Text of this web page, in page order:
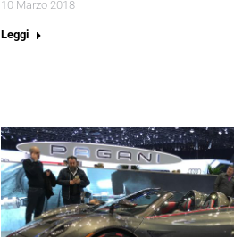
10 Marzo 2018
Leggi